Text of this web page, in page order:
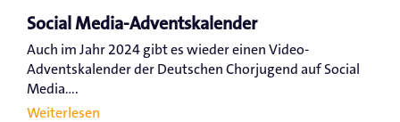
Social Media-Adventskalender
Auch im Jahr 2024 gibt es wieder einen Video-
Adventskalender der Deutschen Chorjugend auf Social
Media....
Weiterlesen